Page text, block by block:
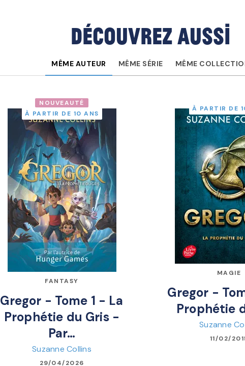
Découvrez aussi
MÊME AUTEUR MÊME SÉRIE MÊME
NOUVEAUTÉ
À PARTIR DE 10 ANS
FANTASY
Gregor - Tome 1 - La
Prophétie du Gris -
Par…
Suzanne Collins
29/04/2026
À PARTIR DE
MAGIE
Gregor -
Prophétie
Suzanne
11/02/